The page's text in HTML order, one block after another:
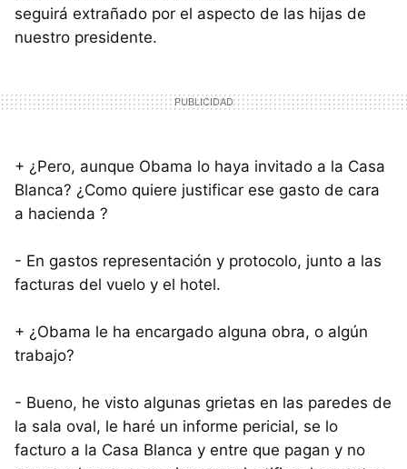
seguirá extrañado por el aspecto de las hijas de
nuestro presidente.
+ ¿Pero, aunque Obama lo haya invitado a la Casa
Blanca? ¿Como quiere justificar ese gasto de cara
a hacienda ?
- En gastos representación y protocolo, junto a las
facturas del vuelo y el hotel.
+ ¿Obama le ha encargado alguna obra, o algún
trabajo?
- Bueno, he visto algunas grietas en las paredes de
la sala oval, le haré un informe pericial, se lo
facturo a la Casa Blanca y entre que pagan y no